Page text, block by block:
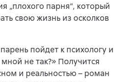
„плохого парня“, который
свою жизнь из осколков
пойдет к психологу и
не так?» Получится
и реальностью – роман